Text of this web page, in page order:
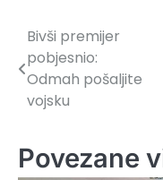
Navigacija
članaka
Bivši premijer
pobjesnio:
Odmah pošaljite
vojsku
Povezane